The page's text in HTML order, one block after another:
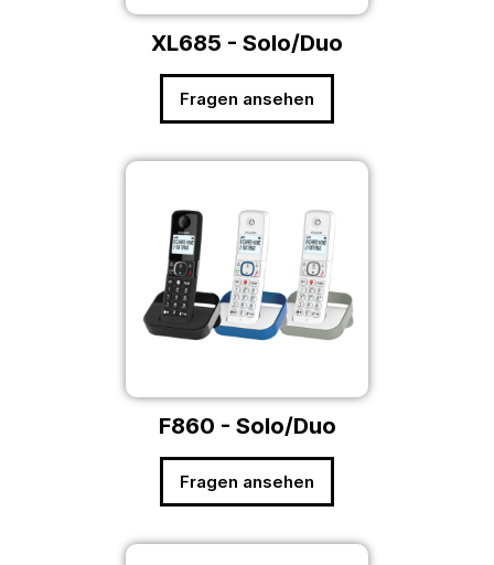
XL685 - Solo/Duo
Fragen ansehen
F860 - Solo/Duo
Fragen ansehen